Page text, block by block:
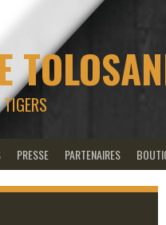
PRESSE PARTENAIRES